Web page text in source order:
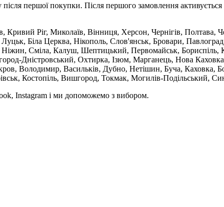
першої покупки. Після першого замовлення
Кривий Ріг, Миколаїв, Вінниця, Херсон, Чернігів,
Біла Церква, Нікополь, Слов'янськ, Бровари,
Сміла, Калуш, Шептицький, Первомайськ, Бориспіль,
Дністровський, Охтирка, Ізюм, Марганець, Нова
Володимир, Васильків, Дубно, Нетішин, Буча, Каховка,
Костопіль, Вишгород, Токмак, Могилів-Подільський,
Instagram і ми допоможемо з вибором.